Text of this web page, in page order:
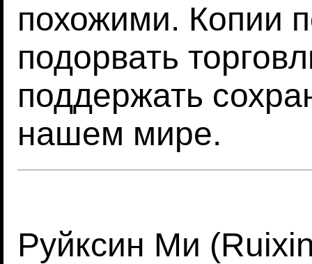
похожими. Копии
подорвать
поддержать
нашем мире.
Руйксин Ми